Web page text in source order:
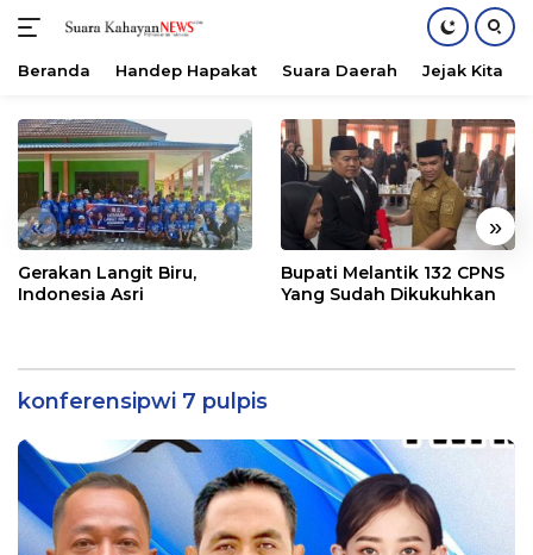
konten
Beranda Handep Hapakat Suara Daerah Jejak Kita
« »
Gerakan Langit Biru,
Indonesia Asri
Bupati Melantik 132 CPNS
Yang Sudah Dikukuhkan
konferensipwi 7 pulpis